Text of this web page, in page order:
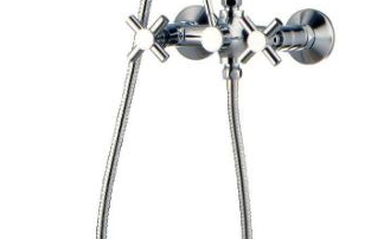
頭南里頭庄巷4號 電話：886-4-7719937
LI,LUKANG
廚房 給水銅器、精密陶瓷龍頭、水龍頭
All Rights Reserved. WebDesign by 維度架站